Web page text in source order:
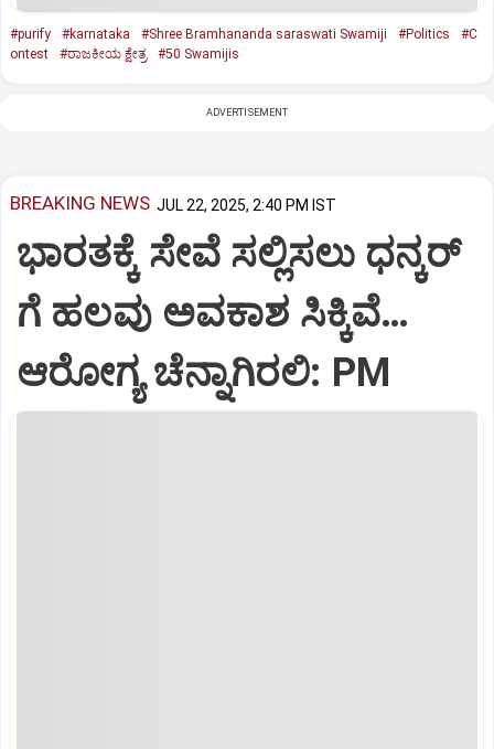
#purify #karnataka #Shree Bramhananda saraswati Swamiji #Politics
#C
ontest
#ರಾಜಕೀಯ ಕ್ಷೇತ್ರ #50 Swamijis
ADVERTISEMENT
BREAKING NEWS JUL 22, 2025, 2:40 PM IST
ಭಾರತಕ್ಕೆ ಸೇವೆ ಸಲ್ಲಿಸಲು ಧನ್ಕರ್‌
ಗೆ ಹಲವು ಅವಕಾಶ ಸಿಕ್ಕಿವೆ…
ಆರೋಗ್ಯ ಚೆನ್ನಾಗಿರಲಿ: PM